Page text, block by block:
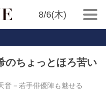
8/6(木)
のちょっとほろ苦い
音－若手俳優陣も魅せる